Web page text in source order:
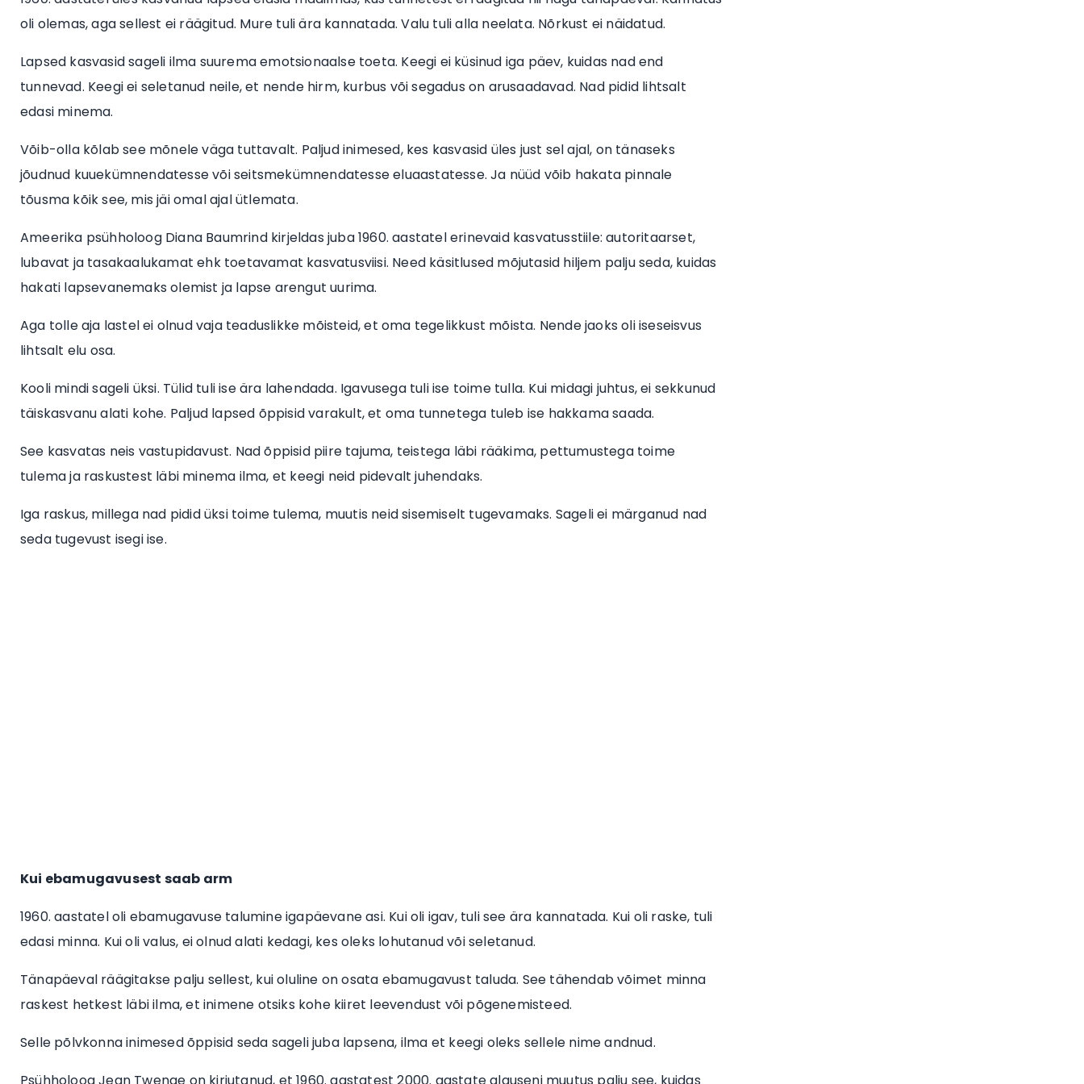
oli olemas, aga sellest ei räägitud. Mure tuli ära kannatada. Valu tuli alla neelata. Nõrkust ei näidatud.
Lapsed kasvasid sageli ilma suurema emotsionaalse toeta. Keegi ei küsinud iga päev, kuidas nad end
tunnevad. Keegi ei seletanud neile, et nende hirm, kurbus või segadus on arusaadavad. Nad pidid lihtsalt
edasi minema.
Võib-olla kõlab see mõnele väga tuttavalt. Paljud inimesed, kes kasvasid üles just sel ajal, on tänaseks
jõudnud kuuekümnendatesse või seitsmekümnendatesse eluaastatesse. Ja nüüd võib hakata pinnale
tõusma kõik see, mis jäi omal ajal ütlemata.
Ameerika psühholoog Diana Baumrind kirjeldas juba 1960. aastatel erinevaid kasvatusstiile: autoritaarset,
lubavat ja tasakaalukamat ehk toetavamat kasvatusviisi. Need käsitlused mõjutasid hiljem palju seda, kuidas
hakati lapsevanemaks olemist ja lapse arengut uurima.
Aga tolle aja lastel ei olnud vaja teaduslikke mõisteid, et oma tegelikkust mõista. Nende jaoks oli iseseisvus
lihtsalt elu osa.
Kooli mindi sageli üksi. Tülid tuli ise ära lahendada. Igavusega tuli ise toime tulla. Kui midagi juhtus, ei sekkunud
täiskasvanu alati kohe. Paljud lapsed õppisid varakult, et oma tunnetega tuleb ise hakkama saada.
See kasvatas neis vastupidavust. Nad õppisid piire tajuma, teistega läbi rääkima, pettumustega toime
tulema ja raskustest läbi minema ilma, et keegi neid pidevalt juhendaks.
Iga raskus, millega nad pidid üksi toime tulema, muutis neid sisemiselt tugevamaks. Sageli ei märganud nad
seda tugevust isegi ise.
Kui ebamugavusest saab arm
1960. aastatel oli ebamugavuse talumine igapäevane asi. Kui oli igav, tuli see ära kannatada. Kui oli raske, tuli
edasi minna. Kui oli valus, ei olnud alati kedagi, kes oleks lohutanud või seletanud.
Tänapäeval räägitakse palju sellest, kui oluline on osata ebamugavust taluda. See tähendab võimet minna
raskest hetkest läbi ilma, et inimene otsiks kohe kiiret leevendust või põgenemisteed.
Selle põlvkonna inimesed õppisid seda sageli juba lapsena, ilma et keegi oleks sellele nime andnud.